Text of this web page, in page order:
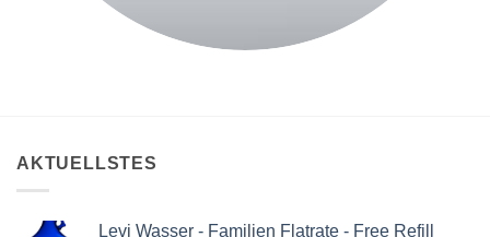
AKTUELLSTES
Levi Wasser - Familien Flatrate - Free Refill